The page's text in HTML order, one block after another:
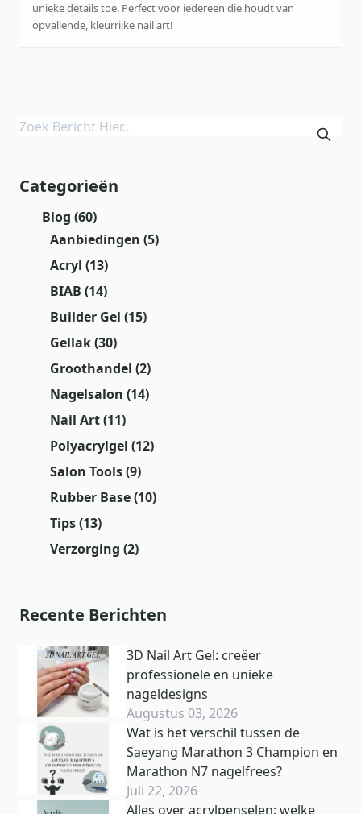
unieke details toe. Perfect voor iedereen die houdt van
opvallende, kleurrijke nail art!
Categorieën
Blog (60)
Aanbiedingen (5)
Acryl (13)
BIAB (14)
Builder Gel (15)
Gellak(30)
Groothandel (2)
Nagelsalon (14)
Nail Art(11)
Polyacrylgel (12)
Salon Tools(9)
Rubber Base(10)
Tips(13)
Verzorging (2)
Recente Berichten
3D Nail Art Gel: creëer
professionele en unieke
nageldesigns
Augustus 03, 2026
Wat is het verschil tussen de
Saeyang Marathon 3 Champion en
Marathon N7 nagelfrees?
Juli 22, 2026
Alles over acrylpenselen: welke